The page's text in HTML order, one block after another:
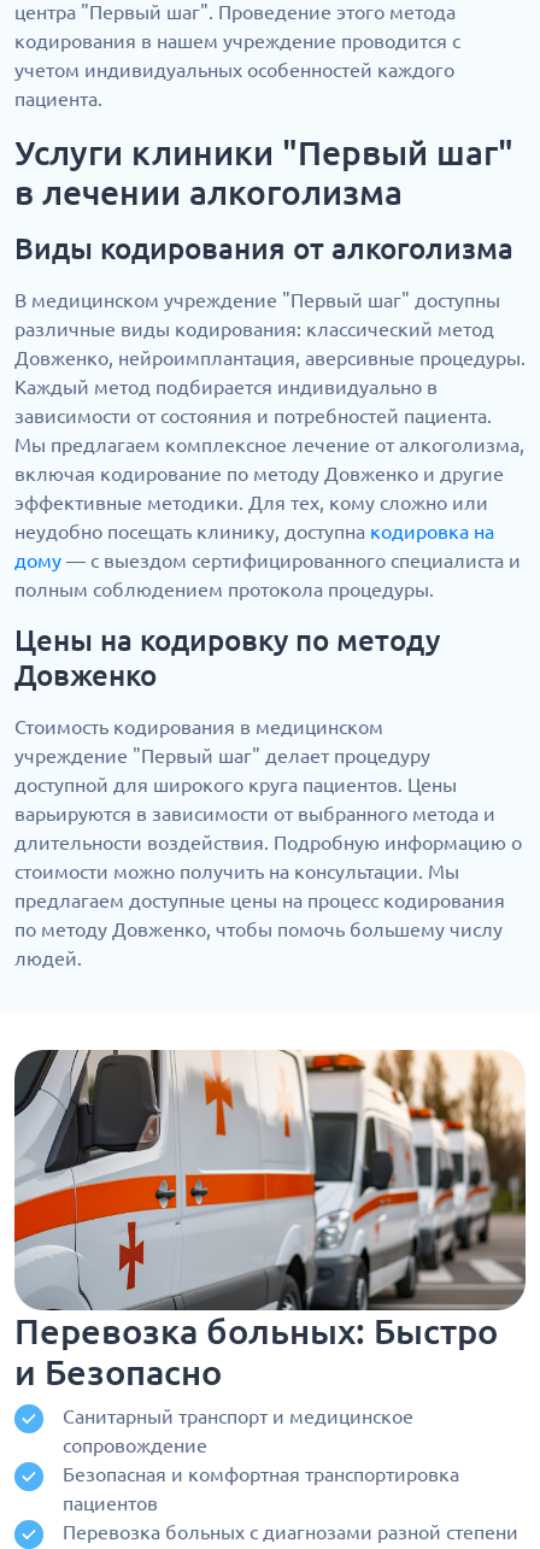
центра "Первый шаг". Проведение этого метода
кодирования в нашем учреждение проводится с
учетом индивидуальных особенностей каждого
пациента.
Услуги клиники "Первый шаг"
в лечении алкоголизма
Виды кодирования от алкоголизма
В медицинском учреждение "Первый шаг" доступны
различные виды кодирования: классический метод
Довженко, нейроимплантация, аверсивные процедуры.
Каждый метод подбирается индивидуально в
зависимости от состояния и потребностей пациента.
Мы предлагаем комплексное лечение от алкоголизма,
включая кодирование по методу Довженко и другие
эффективные методики. Для тех, кому сложно или
неудобно посещать клинику, доступна кодировка на
дому — с выездом сертифицированного специалиста и
полным соблюдением протокола процедуры.
Цены на кодировку по методу
Довженко
Стоимость кодирования в медицинском
учреждение "Первый шаг" делает процедуру
доступной для широкого круга пациентов. Цены
варьируются в зависимости от выбранного метода и
длительности воздействия. Подробную информацию о
стоимости можно получить на консультации. Мы
предлагаем доступные цены на процесс кодирования
по методу Довженко, чтобы помочь большему числу
людей.
Перевозка больных: Быстро
и Безопасно
Санитарный транспорт и медицинское
сопровождение
Безопасная и комфортная транспортировка
пациентов
Перевозка больных с диагнозами разной степени